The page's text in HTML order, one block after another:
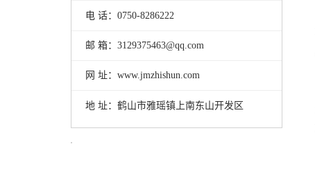
电 话：0750-8286222
邮 箱：3129375463@qq.com
网 址：www.jmzhishun.com
地 址：鹤山市雅瑶镇上南东山开发区